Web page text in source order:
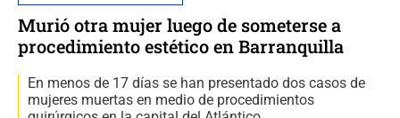
Murió otra mujer luego de someterse a
procedimiento estético en Barranquilla
En menos de 17 días se han presentado dos casos de
mujeres muertas en medio de procedimientos